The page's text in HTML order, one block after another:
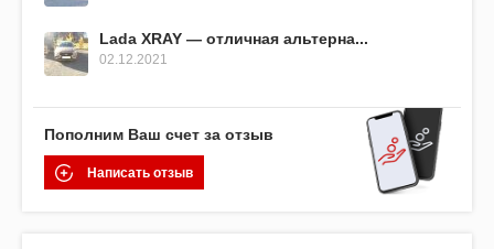
Lada XRAY — отличная альтерна...
02.12.2021
Пополним Ваш счет за отзыв
Написать отзыв